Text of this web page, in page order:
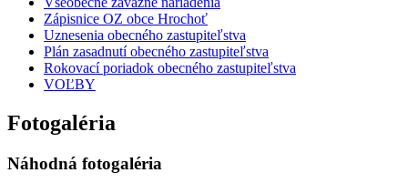
Zápisnice OZ obce Hrochoť
Uznesenia obecného zastupiteľstva
Plán zasadnutí obecného zastupiteľstva
Rokovací poriadok obecného zastupiteľstva
VOĽBY
Fotogaléria
Náhodná fotogaléria